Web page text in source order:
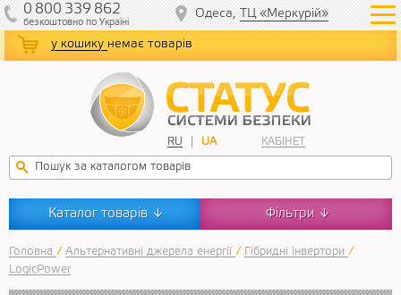
у кошику немає товарів
RU UA КАБІНЕТ
0 800 339 862
безкоштовнопо Україні
Одеса, ТЦ «Меркурій»
Каталог товарів ↓ Фільтри ↓
Головна / Альтернативні джерела енергії / Гібридні інвертори /
LogicPower